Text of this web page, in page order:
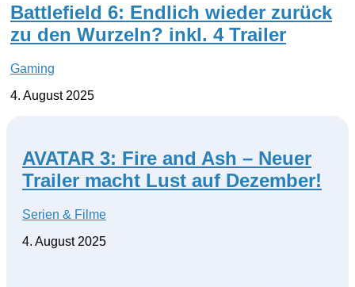
Battlefield 6: Endlich wieder zurück
zu den Wurzeln? inkl. 4 Trailer
Gaming
4. August 2025
AVATAR 3: Fire and Ash – Neuer
Trailer macht Lust auf Dezember!
Serien & Filme
4. August 2025